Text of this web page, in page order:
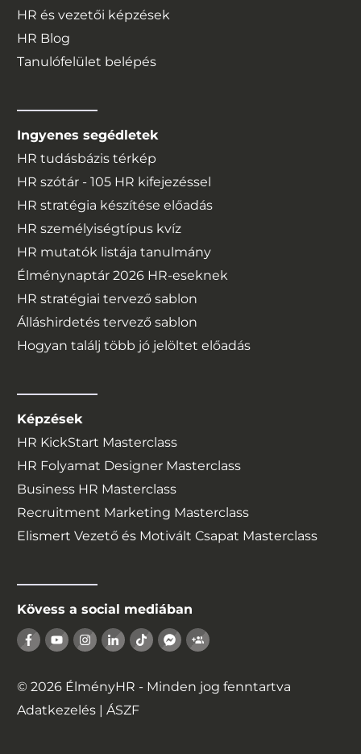
HR és vezetői képzések
HR Blog
Tanulófelület belépés
Ingyenes segédletek
HR tudásbázis térkép
HR szótár - 105 HR kifejezéssel
HR stratégia készítése előadás
HR személyiségtípus kvíz
HR mutatók listája tanulmány
Élménynaptár 2026 HR-eseknek
HR stratégiai tervező sablon
Álláshirdetés tervező sablon
Hogyan találj több jó jelöltet előadás
Képzések
HR KickStart Masterclass
HR Folyamat Designer Masterclass
Business HR Masterclass
Recruitment Marketing Masterclass
Elismert Vezető és Motivált Csapat Masterclass
Kövess a social mediában
© 2026 ÉlményHR - Minden jog fenntartva
Adatkezelés | ÁSZF